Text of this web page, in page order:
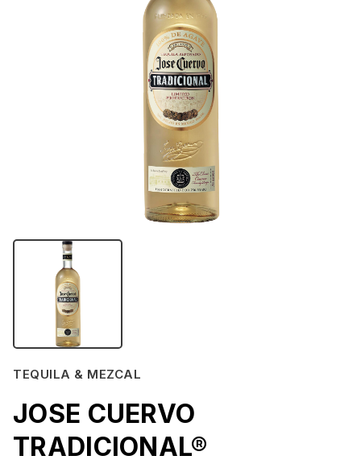
TEQUILA & MEZCAL
JOSE CUERVO
TRADICIONAL®